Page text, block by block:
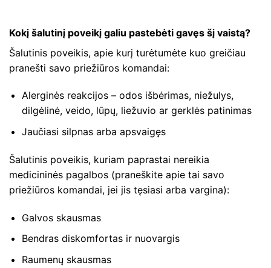
Kokį šalutinį poveikį galiu pastebėti gavęs šį vaistą?
Šalutinis poveikis, apie kurį turėtumėte kuo greičiau
pranešti savo priežiūros komandai:
Alerginės reakcijos – odos išbėrimas, niežulys,
dilgėlinė, veido, lūpų, liežuvio ar gerklės patinimas
Jaučiasi silpnas arba apsvaigęs
Šalutinis poveikis, kuriam paprastai nereikia
medicininės pagalbos (praneškite apie tai savo
priežiūros komandai, jei jis tęsiasi arba vargina):
Galvos skausmas
Bendras diskomfortas ir nuovargis
Raumenų skausmas